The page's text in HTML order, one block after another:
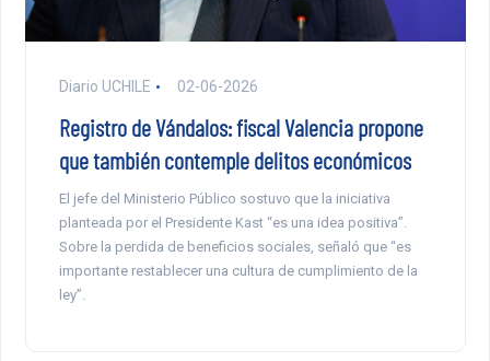
Diario UCHILE 02-06-2026
Registro de Vándalos: fiscal Valencia propone
que también contemple delitos económicos
El jefe del Ministerio Público sostuvo que la iniciativa
planteada por el Presidente Kast “es una idea positiva”.
Sobre la perdida de beneficios sociales, señaló que “es
importante restablecer una cultura de cumplimiento de la
ley”.